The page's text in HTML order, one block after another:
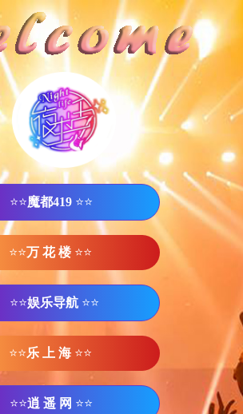
⭐⭐魔都419 ⭐⭐
⭐⭐万 花 楼 ⭐⭐
⭐⭐娱乐导航 ⭐⭐
⭐⭐乐 上 海 ⭐⭐
⭐⭐逍 遥 网 ⭐⭐